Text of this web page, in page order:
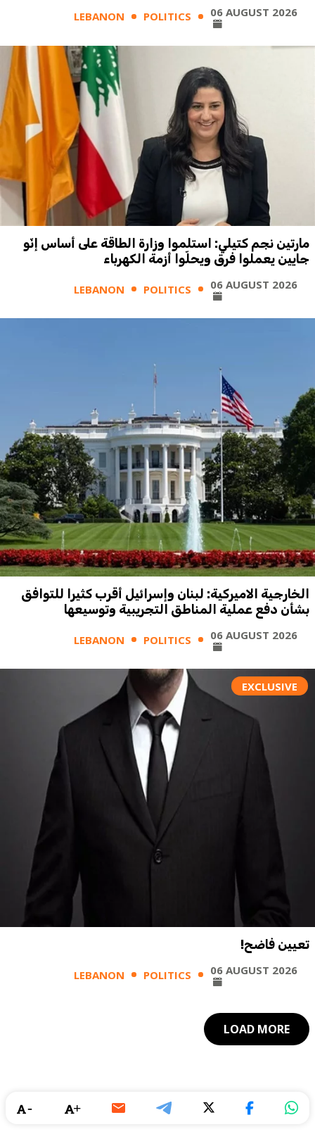
LEBANON POLITICS 06 AUGUST 2026
مارتين نجم كتيلي: استلموا وزارة الطاقة على أساس إنّو
جايين يعملوا فرق ويحلّوا أزمة الكهرباء
LEBANON POLITICS 06 AUGUST 2026
الخارجية الاميركية: لبنان وإسرائيل أقرب كثيرا للتوافق
بشأن دفع عملية المناطق التجريبية وتوسيعها
LEBANON POLITICS 06 AUGUST 2026
EXCLUSIVE
تعيين فاضح!
LEBANON POLITICS 06 AUGUST 2026
LOAD MORE